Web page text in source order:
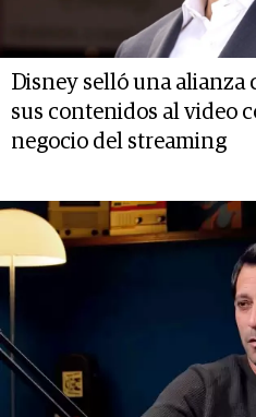
Disney selló una
sus contenidos al video
negocio del streaming